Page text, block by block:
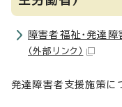
障害者福祉・発達
（外部リンク）
発達障害者支援施策に